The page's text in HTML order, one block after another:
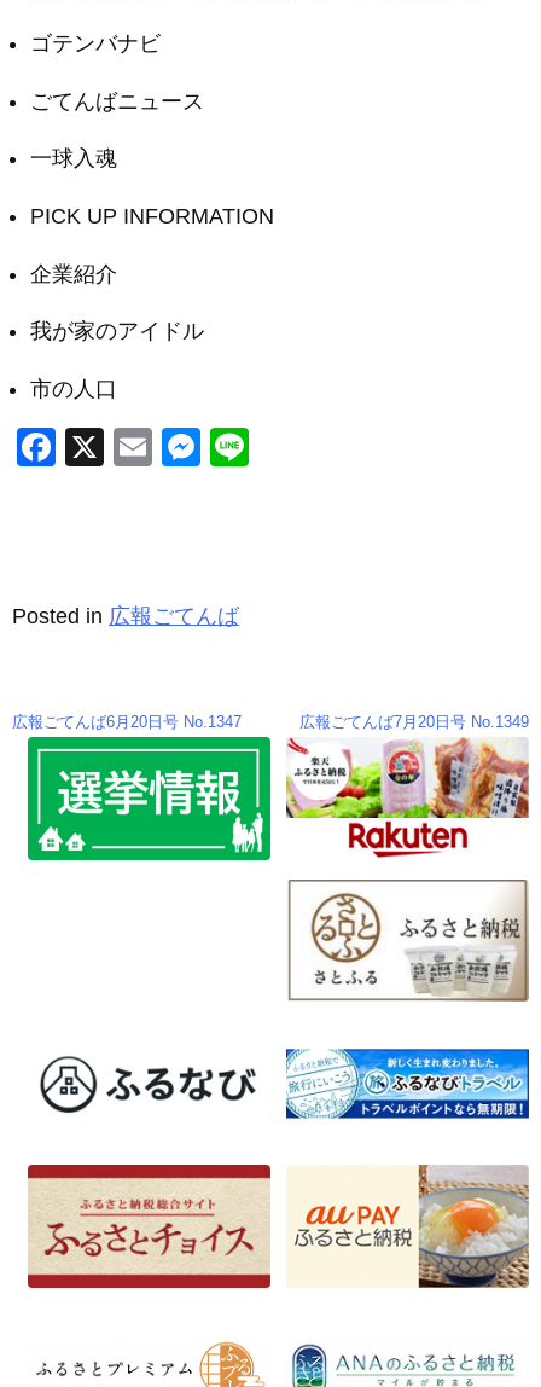
ゴテンバナビ
ごてんばニュース
一球入魂
PICK UP INFORMATION
企業紹介
我が家のアイドル
市の人口
F
b
k
X
E
M
n
g
Posted in 広報ごてんば
投
広報ごてんば6月20日号 No.1347 広報ごてんば7月20日号 No.1349